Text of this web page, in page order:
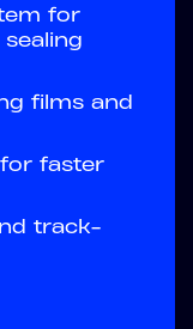
for
films and
faster
track-